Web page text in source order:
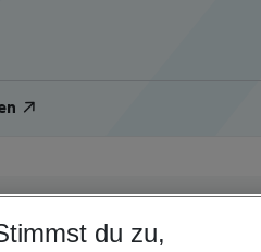
Spanien | Baskenland | Bilbao
du zu,